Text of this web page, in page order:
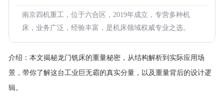
南京四机重工，位于六合区，2019年成立，专营多种机
床，业务广泛，经验丰富，是机床领域权威专业之选。
介绍： 本文揭秘龙门铣床的重量秘密，从结构解析到实际应用场
景，带你了解这台工业巨无霸的真实分量，以及重量背后的设计逻
辑。